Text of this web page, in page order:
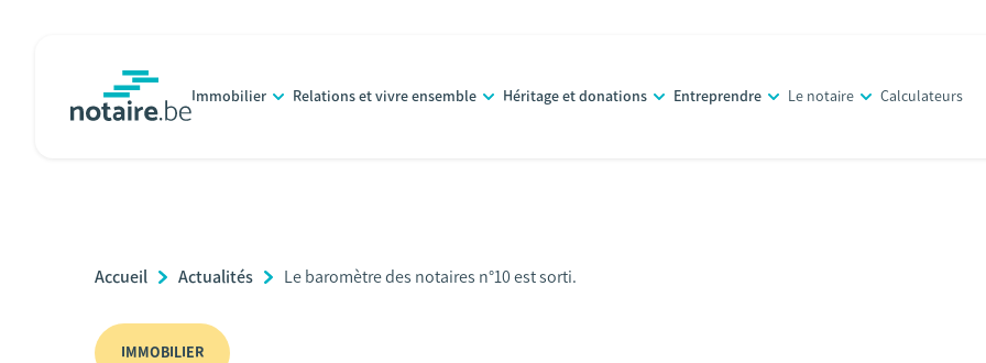
principal
Immobilier Relations et vivre ensemble Héritage et donations Entreprendre Le notaire Calculateurs
Breadcrumb
Accueil Actualités
Current
Le baromètre des notaires n°10 est sorti.
IMMOBILIER